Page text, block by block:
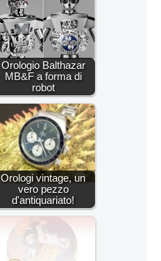
Orologio Balthazar
MB&F a forma di
robot
Orologi vintage, un
vero pezzo
d'antiquariato!